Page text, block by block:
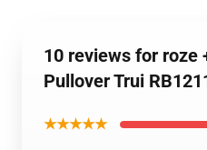
10 reviews for roze
Pullover Trui
★★★★★